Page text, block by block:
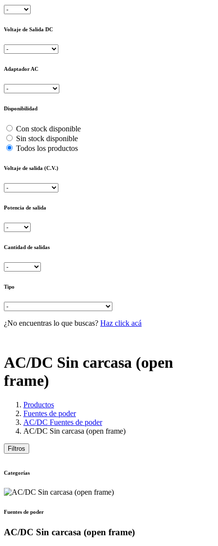
Voltaje de Salida DC
Adaptador AC
Disponibilidad
Con stock disponible
Sin stock disponible
Todos los productos
Voltaje de salida (C.V.)
Potencia de salida
Cantidad de salidas
Tipo
¿No encuentras lo que buscas? Haz click acá
AC/DC Sin carcasa (open
frame)
Productos
Fuentes de poder
AC/DC Fuentes de poder
AC/DC Sin carcasa (open frame)
Filtros
Categorías
Fuentes de poder
AC/DC Sin carcasa (open frame)